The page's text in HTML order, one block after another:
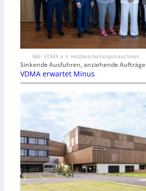
Bild: VDMA e.V. Holzbearbeitungsmaschinen
Sinkende Ausfuhren, anziehende Aufträge
VDMA erwartet Minus